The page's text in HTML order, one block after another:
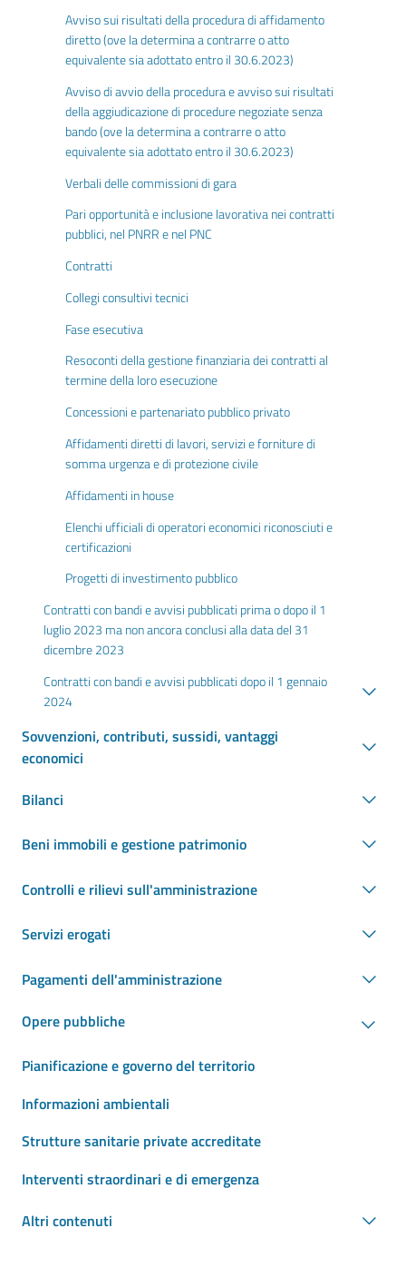
Avviso sui risultati della procedura di affidamento
diretto (ove la determina a contrarre o atto
equivalente sia adottato entro il 30.6.2023)
Avviso di avvio della procedura e avviso sui risultati
della aggiudicazione di procedure negoziate senza
bando (ove la determina a contrarre o atto
equivalente sia adottato entro il 30.6.2023)
Verbali delle commissioni di gara
Pari opportunità e inclusione lavorativa nei contratti
pubblici, nel PNRR e nel PNC
Contratti
Collegi consultivi tecnici
Fase esecutiva
Resoconti della gestione finanziaria dei contratti al
termine della loro esecuzione
Concessioni e partenariato pubblico privato
Affidamenti diretti di lavori, servizi e forniture di
somma urgenza e di protezione civile
Affidamenti in house
Elenchi ufficiali di operatori economici riconosciuti e
certificazioni
Progetti di investimento pubblico
Contratti con bandi e avvisi pubblicati prima o dopo il 1
luglio 2023 ma non ancora conclusi alla data del 31
dicembre 2023
Contratti con bandi e avvisi pubblicati dopo il 1 gennaio
2024
Sovvenzioni, contributi, sussidi, vantaggi
economici
Bilanci
Beni immobili e gestione patrimonio
Controlli e rilievi sull'amministrazione
Servizi erogati
Pagamenti dell'amministrazione
Opere pubbliche
Pianificazione e governo del territorio
Informazioni ambientali
Strutture sanitarie private accreditate
Interventi straordinari e di emergenza
Altri contenuti